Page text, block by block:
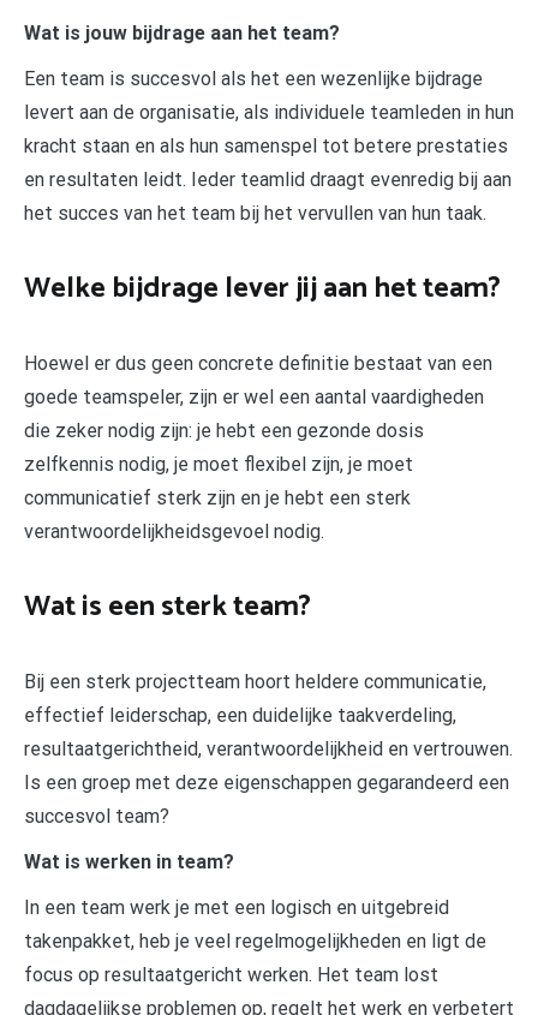
Wat is jouw bijdrage aan het team?
Een team is succesvol als het een wezenlijke bijdrage
levert aan de organisatie, als individuele teamleden in hun
kracht staan en als hun samenspel tot betere prestaties
en resultaten leidt. Ieder teamlid draagt evenredig bij aan
het succes van het team bij het vervullen van hun taak.
Welke bijdrage lever jij aan het team?
Hoewel er dus geen concrete definitie bestaat van een
goede teamspeler, zijn er wel een aantal vaardigheden
die zeker nodig zijn: je hebt een gezonde dosis
zelfkennis nodig, je moet flexibel zijn, je moet
communicatief sterk zijn en je hebt een sterk
verantwoordelijkheidsgevoel nodig.
Wat is een sterk team?
Bij een sterk projectteam hoort heldere communicatie,
effectief leiderschap, een duidelijke taakverdeling,
resultaatgerichtheid, verantwoordelijkheid en vertrouwen.
Is een groep met deze eigenschappen gegarandeerd een
succesvol team?
Wat is werken in team?
In een team werk je met een logisch en uitgebreid
takenpakket, heb je veel regelmogelijkheden en ligt de
focus op resultaatgericht werken. Het team lost
dagdagelijkse problemen op, regelt het werk en verbetert